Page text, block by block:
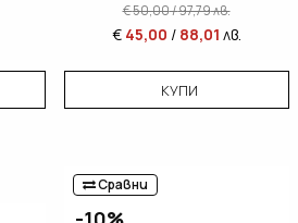
€50,00/97,79лв.
€ 45,00 / 88,01 лв.
КУПИ
Сравни